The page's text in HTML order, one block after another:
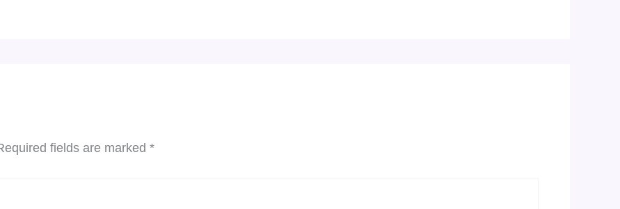
fields are marked *